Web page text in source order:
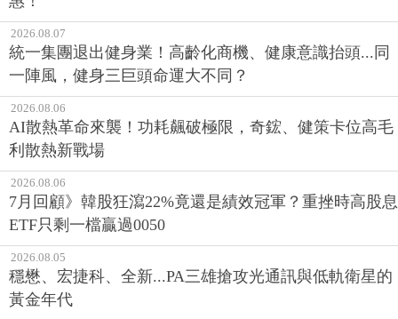
2026.08.07
統一集團退出健身業！高齡化商機、健康意識抬頭...同
一陣風，健身三巨頭命運大不同？
2026.08.06
AI散熱革命來襲！功耗飆破極限，奇鋐、健策卡位高毛
利散熱新戰場
2026.08.06
7月回顧》韓股狂瀉22%竟還是績效冠軍？重挫時高股息
ETF只剩一檔贏過0050
2026.08.05
穩懋、宏捷科、全新...PA三雄搶攻光通訊與低軌衛星的
黃金年代